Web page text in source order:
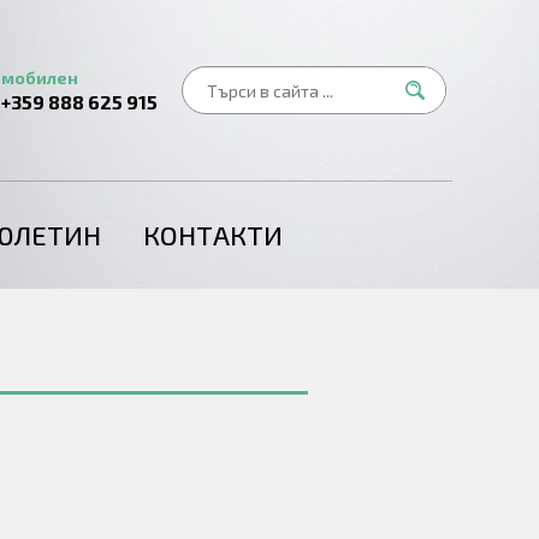
мобилен
+359 888 625 915
КОНТАКТИ